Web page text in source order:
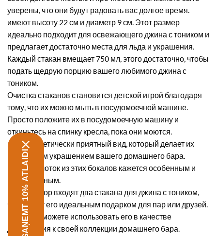
уверены, что они будут радовать вас долгое время.
имеют высоту 22 см и диаметр 9 см. Этот размер
идеально подходит для освежающего джина с тоником и
предлагает достаточно места для льда и украшения.
Каждый стакан вмещает 750 мл, этого достаточно, чтобы
подать щедрую порцию вашего любимого джина с
тоником.
Очистка стаканов становится детской игрой благодаря
тому, что их можно мыть в посудомоечной машине.
Просто положите их в посудомоечную машину и
откиньтесь на спинку кресла, пока они моются.
имеют эстетически приятный вид, который делает их
настоящим украшением вашего домашнего бара.
Каждый глоток из этих бокалов кажется особенным и
качественным.
В этот набор входят два стакана для джина с тоником,
что делает его идеальным подарком для пар или друзей.
Вы также можете использовать его в качестве
дополнения к своей коллекции домашнего бара.
SAŅEMT 10% ATLAIDI